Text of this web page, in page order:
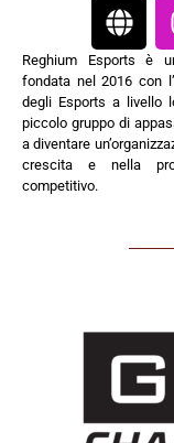
Reghium Esports è
fondata nel 2016 con
degli Esports a livello
piccolo gruppo di
a diventare
crescita e nella
competitivo.